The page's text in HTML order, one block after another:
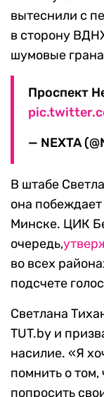
вытеснили с
в сторону
шумовые
Проспект
— NEXTA
В штабе
она
Минске. ЦИК
очередь,
во всех
подсчете
Светлана
TUT.by и
насилие. «Я
помнить о том,
попросить